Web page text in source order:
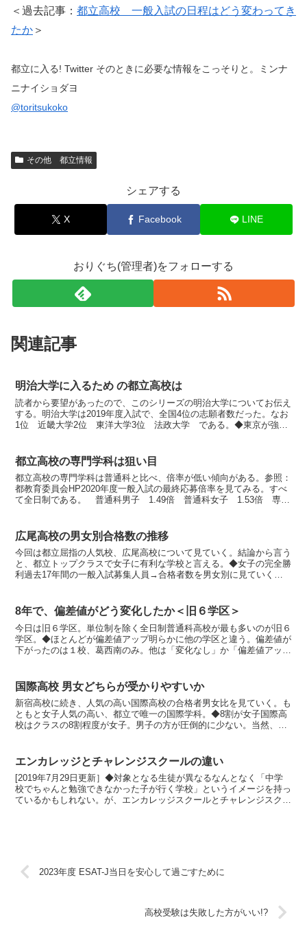
＜過去記事： 都立高校 一般入試の日程はどう変わってき
たか ＞
都立に入る! Twitter そのときに必要な情報をこっそりと。ミンナ
ニナイショダヨ
@toritsukoko
その他 都立情報
シェアする
X Facebook LINE
おりぐち(管理者)をフォローする
関連記事
明治大学に入るため の都立高校は
読者から要望があったので、このシリーズの明治大学についてお伝え
する。明治大学は2019年度入試で、全国4位の志願者数だった。なお
1位 近畿大学2位 東洋大学3位 法政大学 である。◆東京が強い
都立高校の専門学科は狙い目
都立高校の専門学科は普通科と比べ、倍率が低い傾向がある。参照：
都教育委員会HP2020年度一般入試の最終応募倍率を見てみる。すべ
て全日制である。 普通科男子 1.49倍 普通科女子 1.53倍 専門
広尾高校の男女別合格数の推移
今回は都立屈指の人気校、広尾高校について見ていく。結論から言う
と、都立トップクラスで女子に有利な学校と言える。◆女子の完全勝
利過去17年間の一般入試募集人員→合格者数を男女別に見ていく。
8年で、偏差値がどう変化したか＜旧６学区＞
今日は旧６学区。単位制を除く全日制普通科高校が最も多いのが旧６
学区。◆ほとんどが偏差値アップ明らかに他の学区と違う。偏差値が
下がったのは１校、葛西南のみ。他は「変化なし」か「偏差値アッ
国際高校 男女どちらが受かりやすいか
新宿高校に続き、人気の高い国際高校の合格者男女比を見ていく。も
ともと女子人気の高い、都立で唯一の国際学科。◆8割が女子国際高
校はクラスの8割程度が女子。男子の方が圧倒的に少ない。当然、受
エンカレッジとチャレンジスクールの違い
[2019年7月29日更新］◆対象となる生徒が異なるなんとなく「中学
校でちゃんと勉強できなかった子が行く学校」というイメージを持っ
ているかもしれない。が、エンカレッジスクールとチャレンジスクー
2023年度 ESAT-J当日を安心して過ごすために
高校受験は失敗した方がいい!?